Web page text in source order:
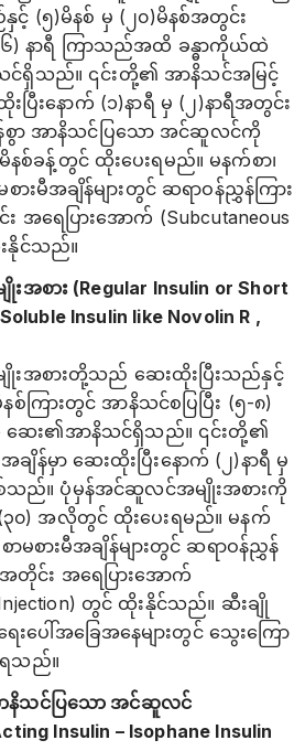
(၅)မိနစ် မှ (၂၀)မိနစ်အတွင်း
-၆) နာရီ ကြာသည်အထိ ခန္ဓာကိုယ်ထဲ
ရှိသည်။ ၎င်းတို့၏ အာနိသင်အမြင့်
ပြီးနောက် (၁)နာရီ မှ (၂)နာရီအတွင်း
န်စွာ အာနိသင်ပြသော အင်ဆူလင်ကို
နစ်ခန့်တွင် ထိုးပေးရမည်။ မနက်စာ၊
ားမီအချိန်များတွင် ဆရာဝန်ညွှန်ကြား
ရေပြားအောက် (Subcutaneous
နိုင်သည်။
စား (Regular Insulin or Short
Insulin like Novolin R ,
းအစားတို့သည် ဆေးထိုးပြီးသည်နှင့်
စ်ကြားတွင် အာနိသင်စပြပြီး (၅-၈)
ဆေး၏အာနိသင်ရှိသည်။ ၎င်းတို့၏
ျိန်မှာ ဆေးထိုးပြီးနောက် (၂)နာရီ မှ
စ်သည်။ ပုံမှန်အင်ဆူလင်အမျိုးအစားကို
(၃၀) အလိုတွင် ထိုးပေးရမည်။ မနက်
ာမစားမီအချိန်များတွင် ဆရာဝန်ညွှန်
တိုင်း အရေပြားအောက်
Injection) တွင် ထိုးနိုင်သည်။ ဆီးချို
ါ်အခြေအနေများတွင် သွေးကြော
သည်။
င်ပြသော အင်ဆူလင်
Insulin – Isophane Insulin